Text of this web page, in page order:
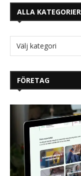
ALLA KATEGORIER
FÖRETAG